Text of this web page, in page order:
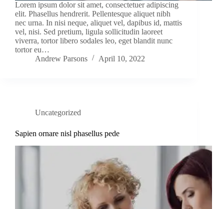
Lorem ipsum dolor sit amet, consectetuer adipiscing
elit. Phasellus hendrerit. Pellentesque aliquet nibh
nec urna. In nisi neque, aliquet vel, dapibus id, mattis
vel, nisi. Sed pretium, ligula sollicitudin laoreet
viverra, tortor libero sodales leo, eget blandit nunc
tortor eu…
Andrew Parsons
April 10, 2022
Uncategorized
Sapien ornare nisl phasellus pede